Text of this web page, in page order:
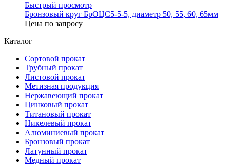
Быстрый просмотр
Бронзовый круг БрОЦС5-5-5, диаметр 50, 55, 60, 65мм
Цена по запросу
Каталог
Сортовой прокат
Трубный прокат
Листовой прокат
Метизная продукция
Нержавеющий прокат
Цинковый прокат
Титановый прокат
Никелевый прокат
Алюминиевый прокат
Бронзовый прокат
Латунный прокат
Медный прокат